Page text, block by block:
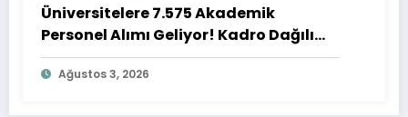
Üniversitelere 7.575 Akademik
Personel Alımı Geliyor! Kadro Dağılımı
ve Detaylar Açıklandı
Ağustos 3, 2026